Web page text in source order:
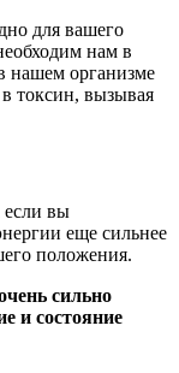
для вашего
нам в
нашем организме
токсин, вызывая
если вы
еще сильнее
положения.
сильно
и состояние